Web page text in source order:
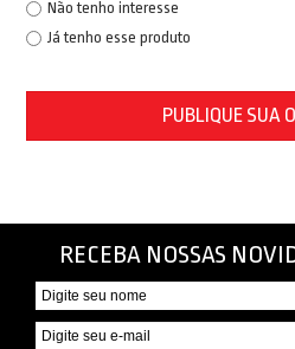
Não tenho interesse
Já tenho esse produto
PUBLIQUE SUA
RECEBA NOSSAS